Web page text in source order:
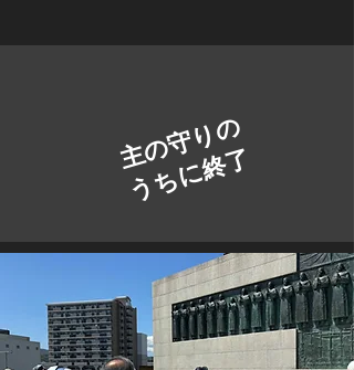
​主の守りの
うちに終了